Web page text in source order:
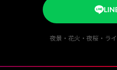
夜景・花火・夜桜・ラ